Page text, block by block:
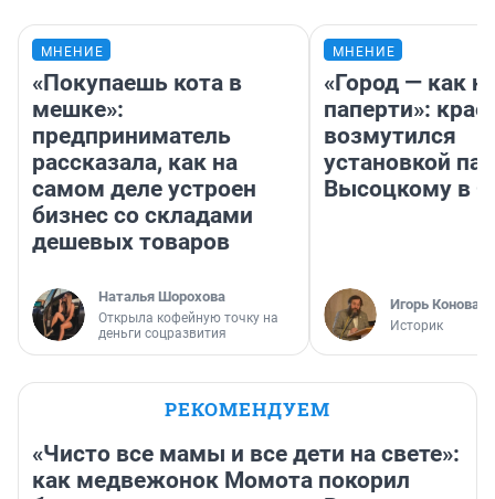
МНЕНИЕ
«Покупаешь кота в
мешке»:
предприниматель
рассказала, как на
самом деле устроен
бизнес со складами
дешевых товаров
Наталья Шорохова
Открыла кофейную точку на
деньги соцразвития
МНЕНИЕ
«Город — как
паперти»:
возмутился
установкой
Высоцкому в
Игорь
Историк
РЕКОМЕНДУЕМ
«Чисто все мамы и все дети на свете»:
как медвежонок Момота покорил